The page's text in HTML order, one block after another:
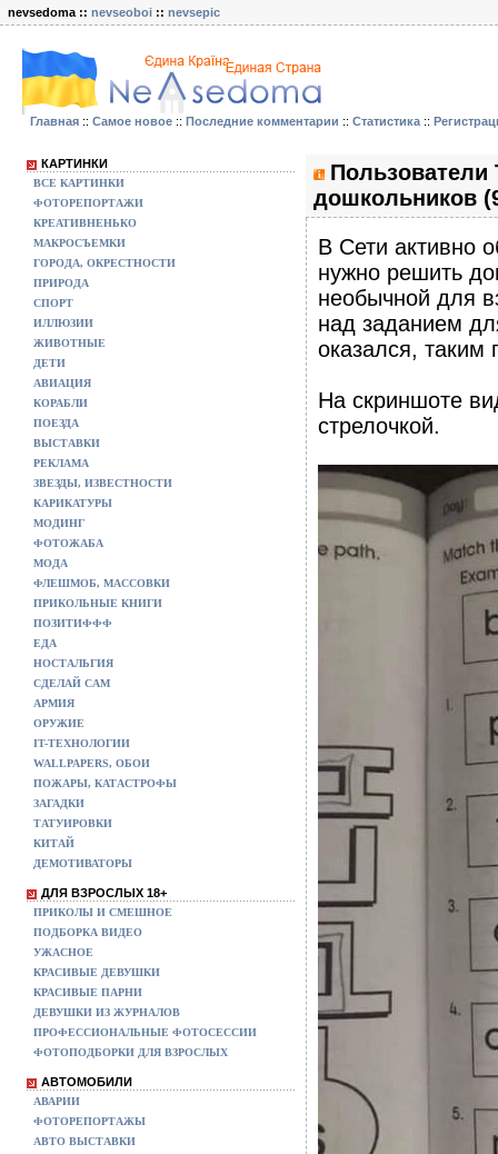
nevsedoma :: nevseoboi :: nevsepic
Главная :: Самое новое :: Последние комментарии :: Статистика ::
КАРТИНКИ
ВСЕ КАРТИНКИ
ФОТОРЕПОРТАЖИ
КРЕАТИВНЕНЬКО
МАКРОСЪЕМКИ
ГОРОДА, ОКРЕСТНОСТИ
ПРИРОДА
СПОРТ
ИЛЛЮЗИИ
ЖИВОТНЫЕ
ДЕТИ
АВИАЦИЯ
КОРАБЛИ
ПОЕЗДА
ВЫСТАВКИ
РЕКЛАМА
ЗВЕЗДЫ, ИЗВЕСТНОСТИ
КАРИКАТУРЫ
МОДИНГ
ФОТОЖАБА
МОДА
ФЛЕШМОБ, МАССОВКИ
ПРИКОЛЬНЫЕ КНИГИ
ПОЗИТИФФФ
ЕДА
НОСТАЛЬГИЯ
СДЕЛАЙ САМ
АРМИЯ
ОРУЖИЕ
IT-ТЕХНОЛОГИИ
WALLPAPERS, ОБОИ
ПОЖАРЫ, КАТАСТРОФЫ
ЗАГАДКИ
ТАТУИРОВКИ
КИТАЙ
ДЕМОТИВАТОРЫ
ДЛЯ ВЗРОСЛЫХ 18+
ПРИКОЛЫ И СМЕШНОЕ
ПОДБОРКА ВИДЕО
УЖАСНОЕ
КРАСИВЫЕ ДЕВУШКИ
КРАСИВЫЕ ПАРНИ
ДЕВУШКИ ИЗ ЖУРНАЛОВ
ПРОФЕССИОНАЛЬНЫЕ ФОТОСЕССИИ
ФОТОПОДБОРКИ ДЛЯ ВЗРОСЛЫХ
АВТОМОБИЛИ
АВАРИИ
ФОТОРЕПОРТАЖЫ
АВТО ВЫСТАВКИ
Пользователи
дошкольников
В Сети активно
нужно решить
необычной для
над заданием
оказался, таким
На скриншоте
стрелочкой.